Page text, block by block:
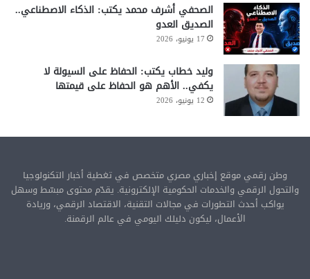
الصحفي أشرف محمد يكتب: الذكاء الاصطناعي..
الصديق العدو
17 يونيو، 2026
وليد خطاب يكتب: الحفاظ على السيولة لا
يكفي.. الأهم هو الحفاظ على قيمتها
12 يونيو، 2026
وطن رقمي موقع إخباري مصري متخصص في تغطية أخبار التكنولوجيا
والتحول الرقمي والخدمات الحكومية الإلكترونية. يقدّم محتوى مبسّط وسهل
يواكب أحدث التطورات في مجالات التقنية، الاقتصاد الرقمي، وريادة
الأعمال، ليكون دليلك اليومي في عالم الرقمنة.